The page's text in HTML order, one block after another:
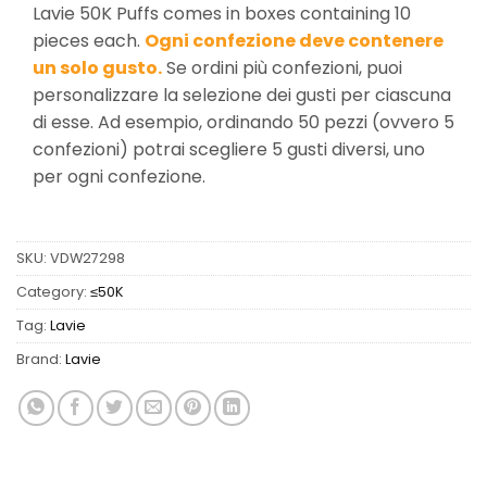
Lavie 50K Puffs comes in boxes containing 10
pieces each. Ogni confezione deve contenere
un solo gusto.Se ordini più confezioni, puoi
personalizzare la selezione dei gusti per ciascuna
di esse. Ad esempio, ordinando 50 pezzi (ovvero 5
confezioni) potrai scegliere 5 gusti diversi, uno
per ogni confezione.
SKU: VDW27298
Category: ≤50K
Tag: Lavie
Brand: Lavie